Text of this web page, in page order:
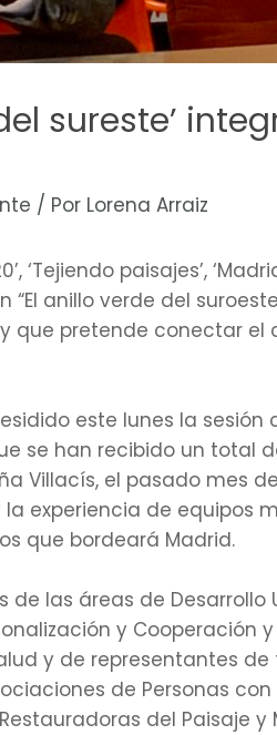
sureste’
/ Por Lorena Arraiz
‘Tejiendo paisajes’,
“El anillo verde del
que pretende conectar el
este lunes la
se han recibido un total
Villacís, el pasado mes
experiencia de equipos
que bordeará Madrid.
las áreas de Desarrollo
y Cooperación
y de representantes de
de Personas
del Paisaje y